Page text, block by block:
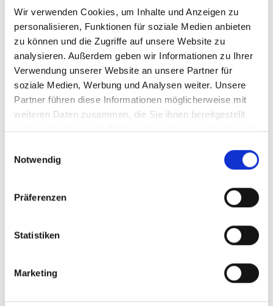
Wir verwenden Cookies, um Inhalte und Anzeigen zu
personalisieren, Funktionen für soziale Medien anbieten
zu können und die Zugriffe auf unsere Website zu
analysieren. Außerdem geben wir Informationen zu Ihrer
Verwendung unserer Website an unsere Partner für
soziale Medien, Werbung und Analysen weiter. Unsere
Partner führen diese Informationen möglicherweise mit
weiteren Daten zusammen, die Sie ihnen bereitgestellt
haben oder die sie im Rahmen Ihrer Nutzung der Dienste
Notwendig
Präferenzen
Statistiken
Marketing